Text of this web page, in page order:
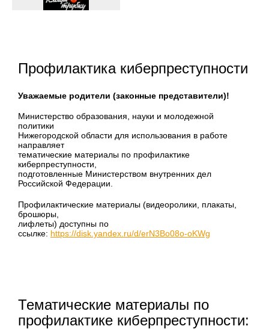
Профилактика киберпреступности
Уважаемые родители (законные представители)!
Министерство образования, науки и молодежной
политики
Нижегородской области для использования в работе
направляет
тематические материалы по профилактике
киберпреступности,
подготовленные Министерством внутренних дел
Российской Федерации.
Профилактические материалы (видеоролики, плакаты,
брошюры,
лифлеты) доступны по
ссылке: https://disk.yandex.ru/d/erN3Bo08o-oKWg
Тематические материалы по
профилактике киберпреступности: